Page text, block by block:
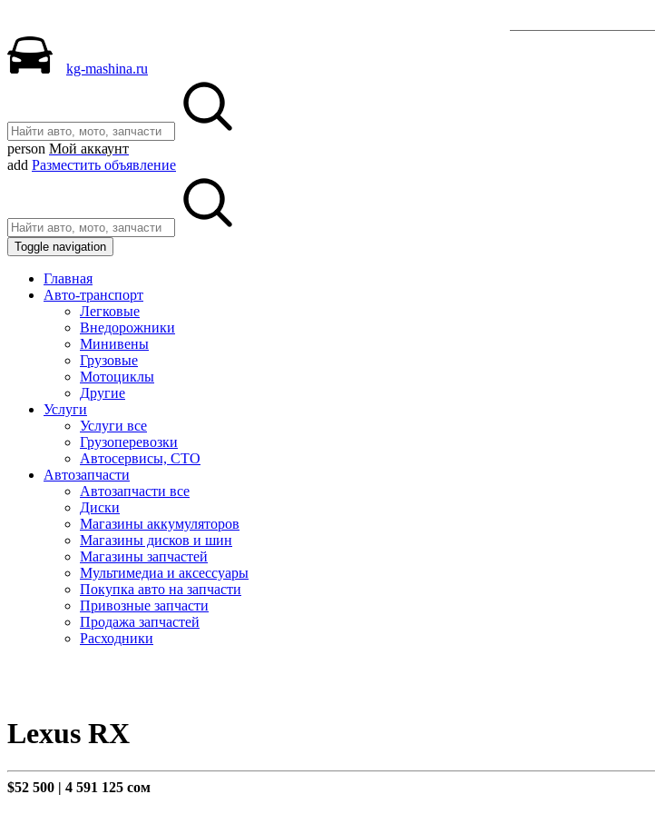
kg-mashina.ru
person Мой аккаунт
add Разместить объявление
Toggle navigation
Главная
Авто-транспорт
Легковые
Внедорожники
Минивены
Грузовые
Мотоциклы
Другие
Услуги
Услуги все
Грузоперевозки
Автосервисы, СТО
Автозапчасти
Автозапчасти все
Диски
Магазины аккумуляторов
Магазины дисков и шин
Магазины запчастей
Мультимедиа и аксессуары
Покупка авто на запчасти
Привозные запчасти
Продажа запчастей
Расходники
Lexus RX
$52 500 | 4 591 125 сом